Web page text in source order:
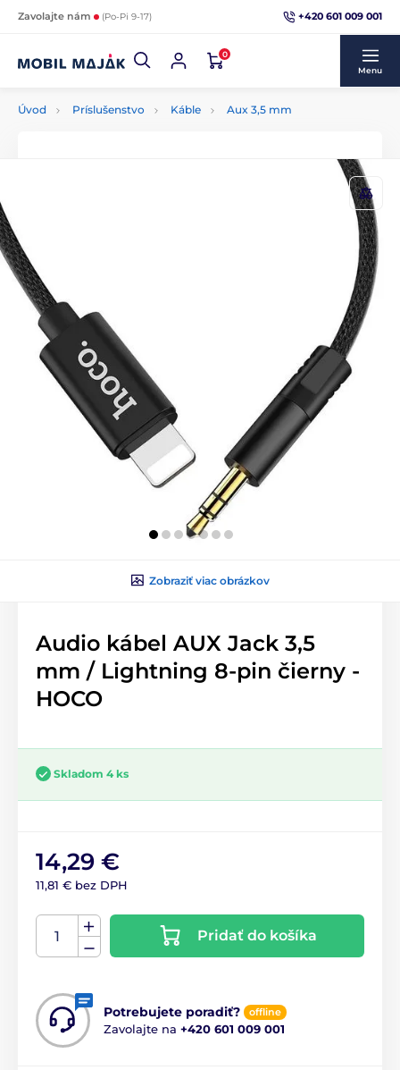
Zavolajte nám (Po-Pi 9-17) +420 601 009 001
0
Menu
Úvod Príslušenstvo Káble Aux 3,5 mm
Zobraziť viac obrázkov
Audio kábel AUX Jack 3,5
mm / Lightning 8-pin čierny -
HOCO
Skladom 4 ks
14,29 €
11,81 € bez DPH
Pridať do košíka
Potrebujete poradiť? offline
Zavolajte na +420 601 009 001